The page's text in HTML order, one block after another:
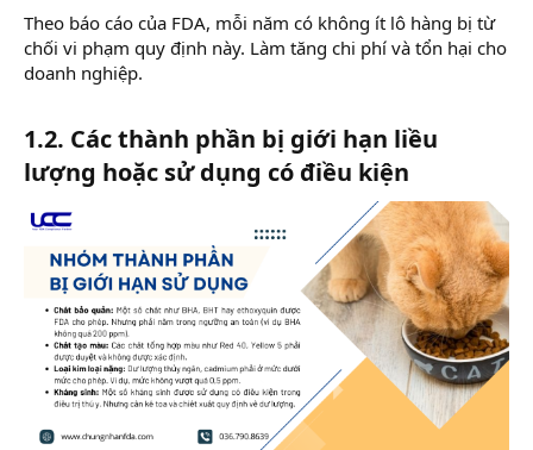
Theo báo cáo của FDA, mỗi năm có không ít lô hàng bị từ
chối vi phạm quy định này. Làm tăng chi phí và tổn hại cho
doanh nghiệp.
1.2. Các thành phần bị giới hạn liều
lượng hoặc sử dụng có điều kiện